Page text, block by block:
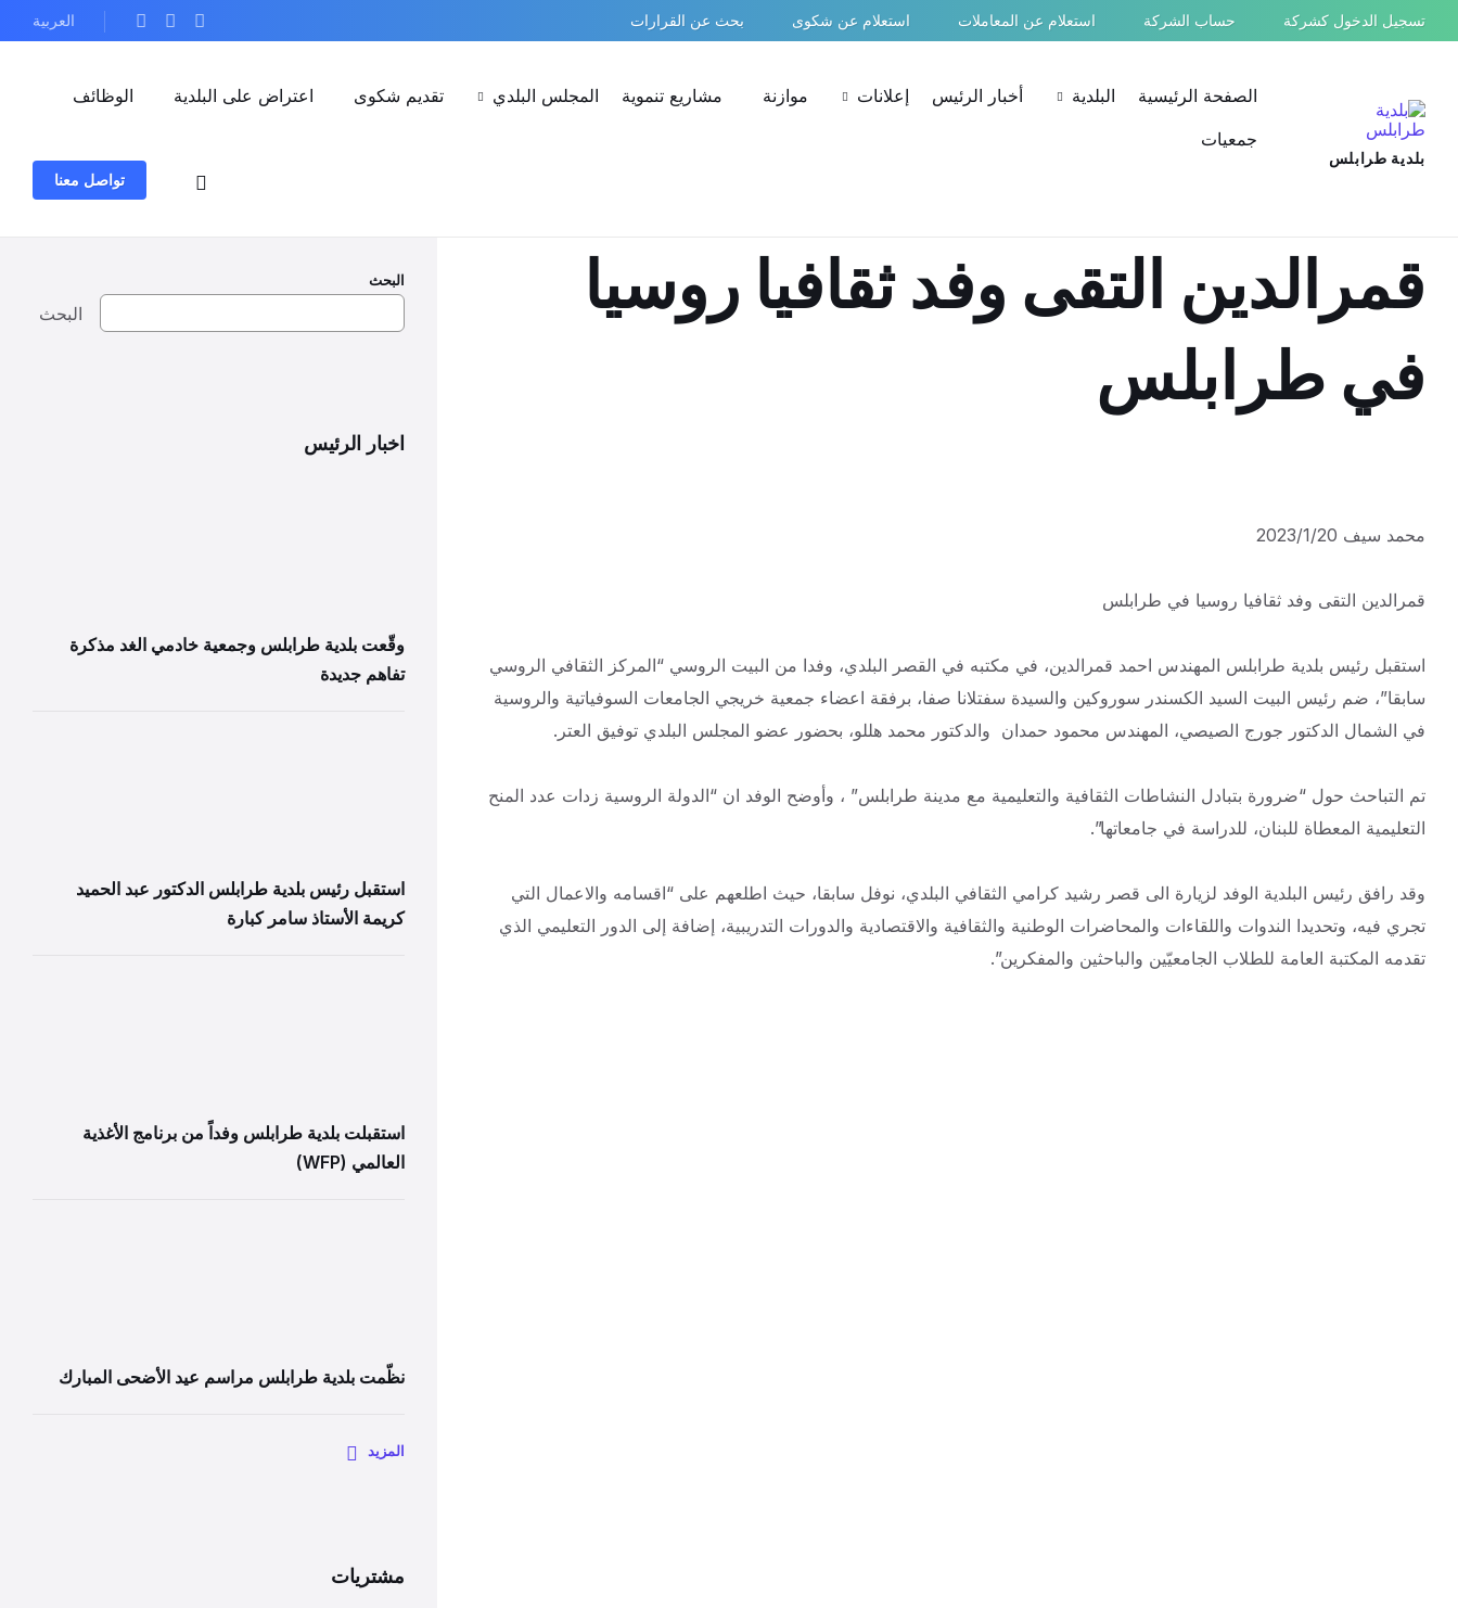
content
main
footer
العربية تسجيل الدخول كشركة حساب الشركة استعلام عن المعاملات استعلام عن شكوى بحث عن القرارات
بلدية طرابلس
الصفحة الرئيسية البلدية أخبار الرئيس إعلانات موازنة مشاريع تنموية المجلس البلدي تقديم شكوى اعتراض على البلدية
الوظائف
جمعيات
تواصل معنا
قمرالدين التقى وفد ثقافيا روسيا
في طرابلس
محمد سيف 2023/1/20
قمرالدين التقى وفد ثقافيا روسيا في طرابلس
استقبل رئيس بلدية طرابلس المهندس احمد قمرالدين، في مكتبه في القصر البلدي، وفدا من البيت الروسي “المركز الثقافي الروسي
سابقا”، ضم رئيس البيت السيد الكسندر سوروكين والسيدة سفتلانا صفا، برفقة اعضاء جمعية خريجي الجامعات السوفياتية والروسية
في الشمال الدكتور جورج الصيصي، المهندس محمود حمدان والدكتور محمد هللو، بحضور عضو المجلس البلدي توفيق العتر.
تم التباحث حول “ضرورة بتبادل النشاطات الثقافية والتعليمية مع مدينة طرابلس” ، وأوضح الوفد ان “الدولة الروسية زدات عدد المنح
التعليمية المعطاة للبنان، للدراسة في جامعاتها”.
وقد رافق رئيس البلدية الوفد لزيارة الى قصر رشيد كرامي الثقافي البلدي، نوفل سابقا، حيث اطلعهم على “اقسامه والاعمال التي
تجري فيه، وتحديدا الندوات واللقاءات والمحاضرات الوطنية والثقافية والاقتصادية والدورات التدريبية، إضافة إلى الدور التعليمي الذي
تقدمه المكتبة العامة للطلاب الجامعيّين والباحثين والمفكرين”.
البحث
البحث
اخبار الرئيس
وقّعت بلدية طرابلس وجمعية خادمي الغد مذكرة
تفاهم جديدة
استقبل رئيس بلدية طرابلس الدكتور عبد الحميد
كريمة الأستاذ سامر كبارة
استقبلت بلدية طرابلس وفداً من برنامج الأغذية
العالمي (WFP)
نظّمت بلدية طرابلس مراسم عيد الأضحى المبارك
المزيد
مشتريات